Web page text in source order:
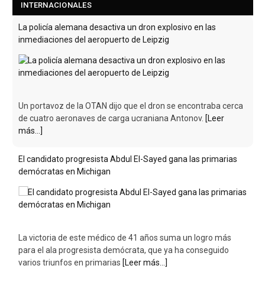
INTERNACIONALES
Un portavoz de la OTAN dijo que el dron se encontraba cerca
más...]
El candidato progresista Abdul El-Sayed gana las primarias
La victoria de este médico de 41 años suma un logro más
varios triunfos en primarias[Leer más...]